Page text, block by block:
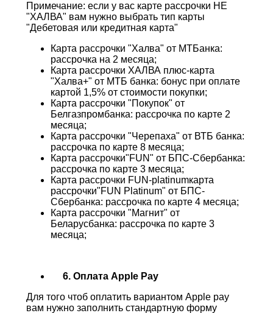
Примечание: если у вас карте рассрочки НЕ
"ХАЛВА" вам нужно выбрать тип карты
"Дебетовая или кредитная карта"
Карта рассрочки "Халва" от МТБанка:
рассрочка на 2 месяца;
Карта рассрочки ХАЛВА плюс-карта
"Халва+" от МТБ банка: бонус при оплате
картой 1,5% от стоимости покупки;
Карта рассрочки "Покупок" от
Белгазпромбанка: рассрочка по карте 2
месяца;
Карта рассрочки "Черепаха" от ВТБ банка:
рассрочка по карте 8 месяца;
Карта рассрочки"FUN" от БПС-Сбербанка:
рассрочка по карте 3 месяца;
Карта рассрочки FUN-platinumкарта
рассрочки"FUN Platinum" от БПС-
Сбербанка: рассрочка по карте 4 месяца;
Карта рассрочки "Магнит" от
Беларусбанка: рассрочка по карте 3
месяца;
6. Оплата Apple Pay
Для того чтоб оплатить вариантом Apple pay
вам нужно заполнить стандартную форму